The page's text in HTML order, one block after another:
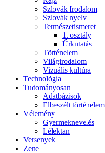
Szlovák Irodalom
Szlovák nyelv
Természetismeret
1. osztály
Űrkutatás
Történelem
Világirodalom
Vizuális kultúra
Technológia
Tudományosan
Adatbázisok
Elbeszélt történelem
Vélemény
Gyermeknevelés
Lélektan
Versenyek
Zene